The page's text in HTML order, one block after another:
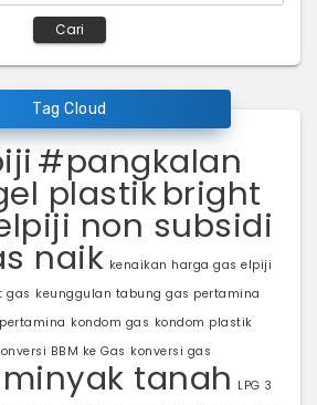
Tag Cloud
#pangkalan
plastikbright
non subsidi
naik kenaikan harga gas elpiji
gas keunggulan tabung gas pertamina
kondom gas kondom plastik
BBM ke Gas konversi gas
tanah LPG 3